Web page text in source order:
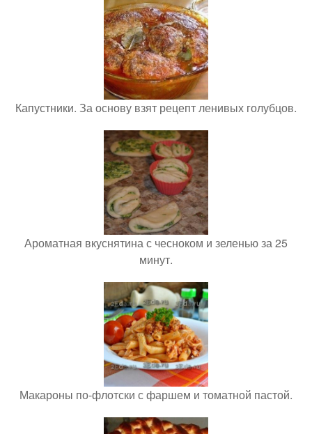
Капустники. За основу взят рецепт ленивых голубцов.
Ароматная вкуснятина с чесноком и зеленью за 25
минут.
Макароны по-флотски с фаршем и томатной пастой.